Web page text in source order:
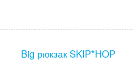
Big рюкзак SKIP*HOP